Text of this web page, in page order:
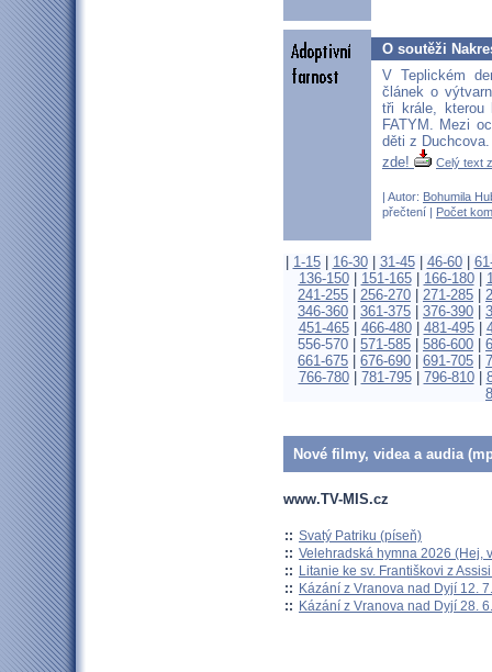
O soutěži
V Teplickém
článek o
tři krále, kterou
FATYM. Mezi
děti z
zde!
Celý text
| Autor: Bohumila
přečtení | Počet
1-15| 16-30| 31-45| 46-60|
136-150| 151-165| 166-180|
241-255
256-270 271-285
346-360
361-375 376-390
451-465| 466-480| 481-495|
556-570
571-585 586-600
661-675
676-690 691-705
766-780| 781-795| 796-810|
Nové filmy, videa a audia
www.TV-MIS.cz
:: Svatý Patriku (píseň)
:: Velehradská hymna 2026 (Hej,
:: Litanie ke sv. Františkovi z
:: Kázání z Vranova nad Dyjí 12.
:: Kázání z Vranova nad Dyjí 28.